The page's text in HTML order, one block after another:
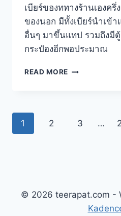
เบียร์ของททางร้านเองครึ่
ของนอก มีทั้งเบียร์นำเข้
อื่นๆ มาขึ้นแทป รวมถึงมี
กระป๋องอีกพอประมาณ
READ MORE FUKUOKA
ขนาด
Page
1 2 3 …
© 2026 teerapat.com -